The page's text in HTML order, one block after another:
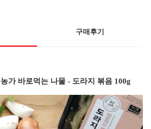
구매후기
가 바로먹는 나물 - 도라지 볶음 100g